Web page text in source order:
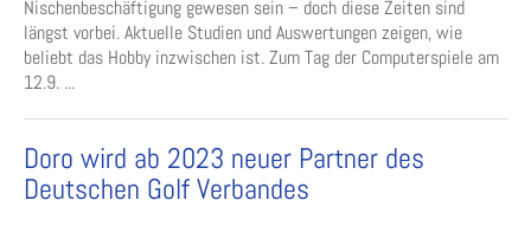
Nischenbeschäftigung gewesen sein – doch diese Zeiten sind
längst vorbei. Aktuelle Studien und Auswertungen zeigen, wie
beliebt das Hobby inzwischen ist. Zum Tag der Computerspiele am
12.9. ...
Doro wird ab 2023 neuer Partner des
Deutschen Golf Verbandes